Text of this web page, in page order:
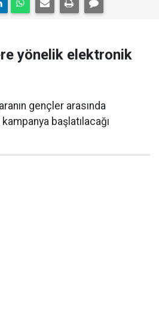
yönelik elektronik
gençler arasında
kampanya başlatılacağı